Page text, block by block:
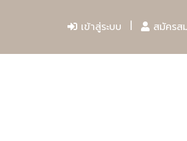
เข้าสู่ระบบ สมัครส